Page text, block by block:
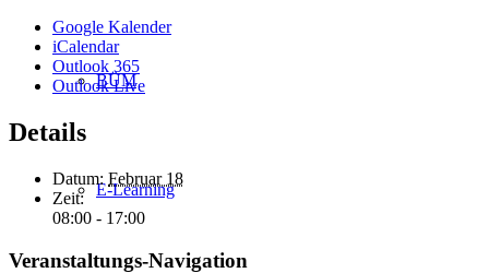
BÜM
E-Learning
Google Kalender
iCalendar
Outlook 365
Outlook Live
Details
Datum: Februar 18
Zeit:
08:00 - 17:00
Veranstaltungs-Navigation